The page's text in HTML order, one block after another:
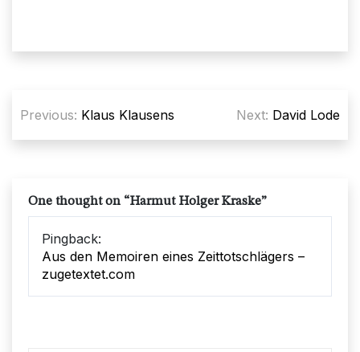
Previous: Klaus Klausens Next: David Lode
One thought on “Harmut Holger Kraske”
Pingback:
Aus den Memoiren eines Zeittotschlägers –
zugetextet.com